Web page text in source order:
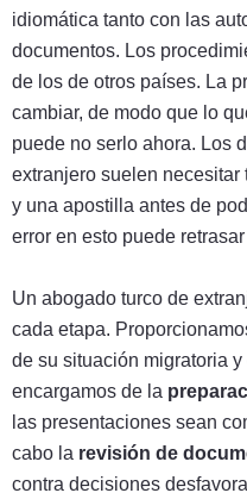
idiomática tanto con las
documentos. Los
de los de otros países. La
cambiar, de modo que lo
puede no serlo ahora. Los
extranjero suelen
y una apostilla antes de
error en esto puede
Un abogado turco de
cada etapa.
de su situación migratoria
encargamos de la
las presentaciones sean
cabo la revisión de
contra decisiones